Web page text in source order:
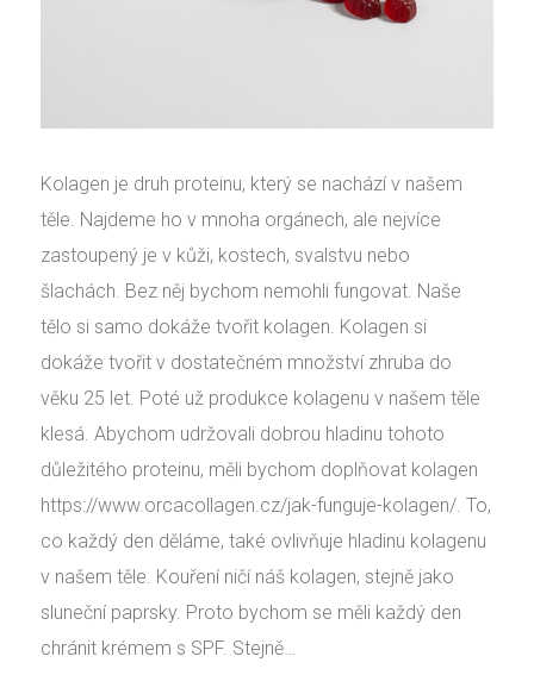
Kolagen je druh proteinu, který se nachází v našem
těle. Najdeme ho v mnoha orgánech, ale nejvíce
zastoupený je v kůži, kostech, svalstvu nebo
šlachách. Bez něj bychom nemohli fungovat. Naše
tělo si samo dokáže tvořit kolagen. Kolagen si
dokáže tvořit v dostatečném množství zhruba do
věku 25 let. Poté už produkce kolagenu v našem těle
klesá. Abychom udržovali dobrou hladinu tohoto
důležitého proteinu, měli bychom doplňovat kolagen
https://www.orcacollagen.cz/jak-funguje-kolagen/. To,
co každý den děláme, také ovlivňuje hladinu kolagenu
v našem těle. Kouření ničí náš kolagen, stejně jako
sluneční paprsky. Proto bychom se měli každý den
chránit krémem s SPF. Stejně…